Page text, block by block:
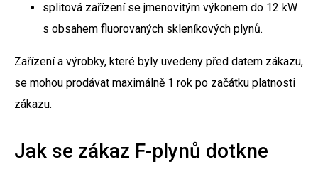
splitová zařízení se jmenovitým výkonem do 12 kW
s obsahem fluorovaných skleníkových plynů.
Zařízení a výrobky, které byly uvedeny před datem zákazu,
se mohou prodávat maximálně 1 rok po začátku platnosti
zákazu.
Jak se zákaz F-plynů dotkne